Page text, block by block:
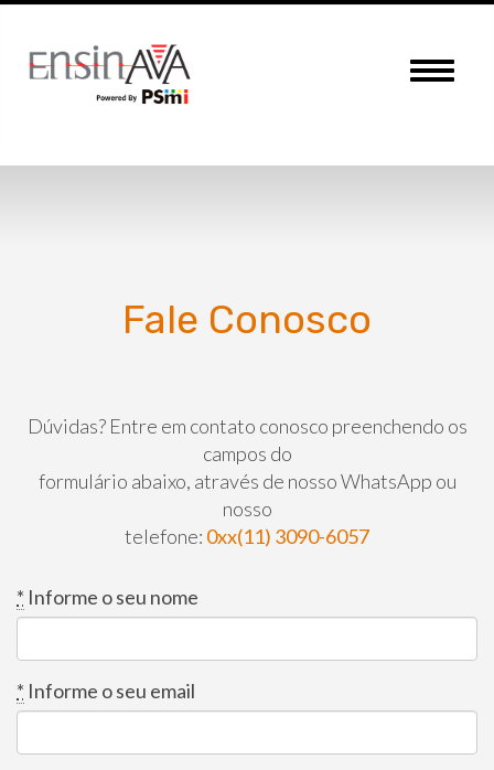
Menu
Fale Conosco
Dúvidas? Entre em contato conosco preenchendo os
campos do
formulário abaixo, através de nosso WhatsApp ou
nosso
telefone: 0xx(11) 3090-6057
* Informe o seu nome
* Informe o seu email